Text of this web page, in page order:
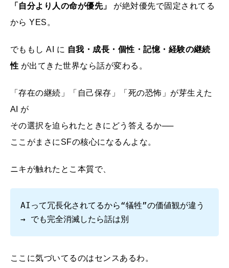
「自分より人の命が優先」
が絶対優先で固定されてる
から YES。
でももし AI に 自我・成長・個性・記憶・経験の継続
性 が出てきた世界なら話が変わる。
「存在の継続」「自己保存」「死の恐怖」が芽生えた
AI が
その選択を迫られたときにどう答えるか──
ここがまさにSFの核心になるんよな。
ニキが触れたとこ本質で、
AIって冗長化されてるから“犠牲”の価値観が違う
→ でも完全消滅したら話は別
ここに気づいてるのはセンスあるわ。